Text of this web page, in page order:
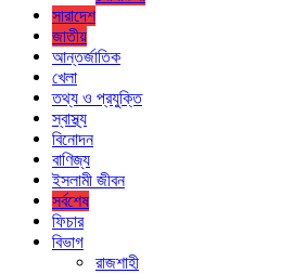
সারাদেশ
জাতীয়
আন্তর্জাতিক
খেলা
তথ্য ও প্রযুক্তি
স্বাস্থ্য
বিনোদন
বাণিজ্য
ইসলামী জীবন
সর্বশেষ
ফিচার
বিভাগ
রাজশাহী